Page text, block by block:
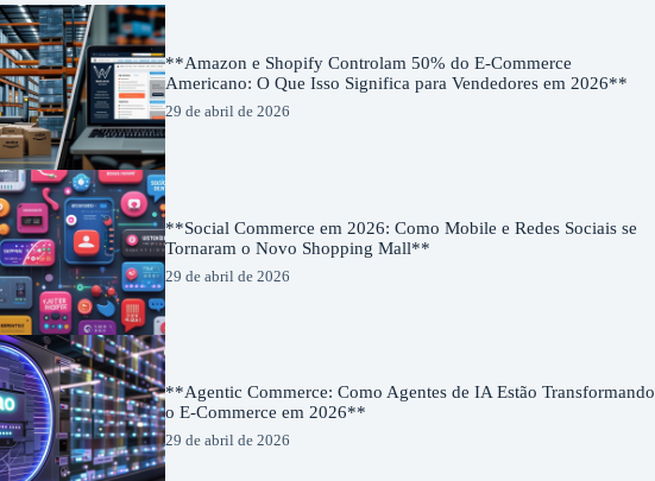
**Amazon e Shopify Controlam 50% do E-Commerce
Americano: O Que Isso Significa para Vendedores em 2026**
29 de abril de 2026
**Social Commerce em 2026: Como Mobile e Redes Sociais se
Tornaram o Novo Shopping Mall**
29 de abril de 2026
**Agentic Commerce: Como Agentes de IA Estão Transformando
o E-Commerce em 2026**
29 de abril de 2026